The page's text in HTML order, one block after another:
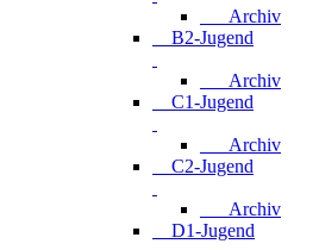
Archiv
B2-Jugend
Archiv
C1-Jugend
Archiv
C2-Jugend
Archiv
D1-Jugend